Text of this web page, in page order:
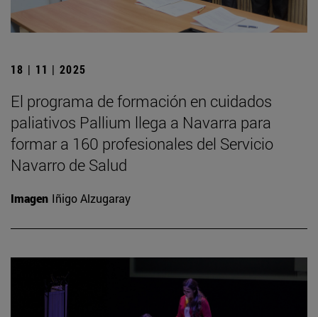
18 | 11 | 2025
El programa de formación en cuidados
paliativos Pallium llega a Navarra para
formar a 160 profesionales del Servicio
Navarro de Salud
Imagen Iñigo Alzugaray